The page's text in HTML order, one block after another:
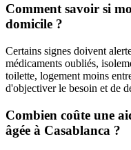
Comment savoir si
domicile ?
Certains signes doivent
médicaments oubliés,
toilette, logement moins
d'objectiver le besoin et de
Combien coûte une
âgée à Casablanca ?